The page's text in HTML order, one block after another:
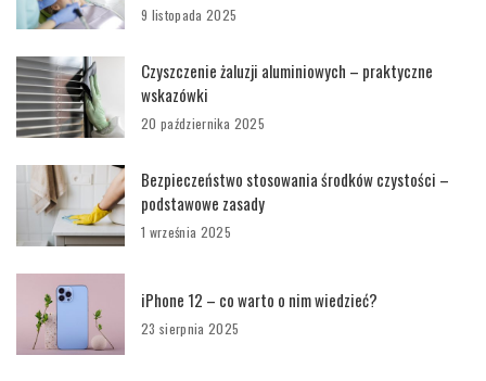
9 listopada 2025
Czyszczenie żaluzji aluminiowych – praktyczne
wskazówki
20 października 2025
Bezpieczeństwo stosowania środków czystości –
podstawowe zasady
1 września 2025
iPhone 12 – co warto o nim wiedzieć?
23 sierpnia 2025